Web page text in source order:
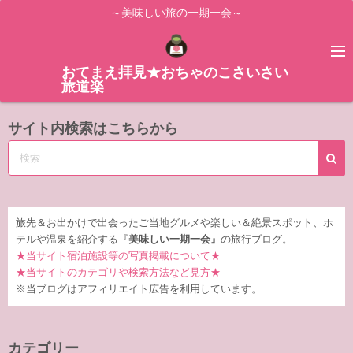
ス
ッ
～美味しい旅の一期一会～
おてまえ拝見★おちゃのこさいさい
旅道楽
サイト内検索はこちらから
旅先＆お出かけで出会ったご当地グルメや楽しい＆絶景スポット、ホ
テルや温泉を紹介する『 美味しい一期一会』 の旅行ブログ。
★当サイト宿泊施設等の写真掲載について★
★当サイトのカテゴリや検索方法など見方★
※当ブログはアフィリエイト広告を利用しています。
カテゴリー